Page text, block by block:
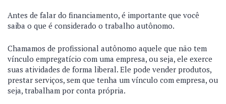
Antes de falar do financiamento, é importante que você
saiba o que é considerado o trabalho autônomo.
Chamamos de profissional autônomo aquele que não tem
vínculo empregatício com uma empresa, ou seja, ele exerce
suas atividades de forma liberal. Ele pode vender produtos,
prestar serviços, sem que tenha um vínculo com empresa, ou
seja, trabalham por conta própria.